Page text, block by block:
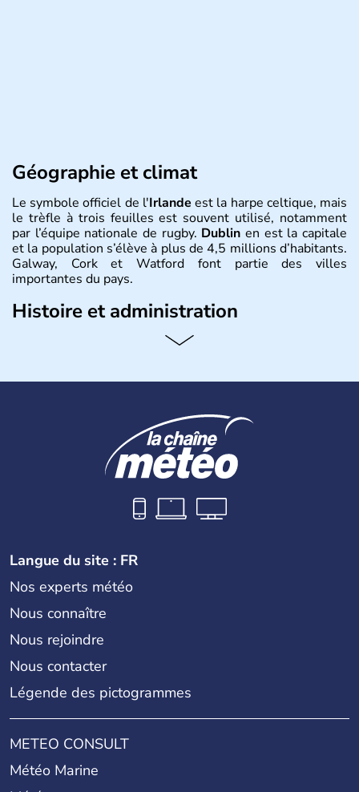
Géographie et climat
Le symbole officiel de l'Irlande est la harpe celtique, mais
le trèfle à trois feuilles est souvent utilisé, notamment
par l’équipe nationale de rugby. Dublinen est la capitale
et la population s’élève à plus de 4,5 millions d’habitants.
Galway, Cork et Watford font partie des villes
importantes du pays.
Histoire et administration
Les Celtes, arrivés en Irlande en 6500 avant J.C., sont
cruelles difficultés économiques, le pays a bénéficié en
est membre de l'Union européenne depuis 1973.
Langue du site : FR
Nos experts météo
Nous connaître
Nous rejoindre
Nous contacter
Légende des pictogrammes
METEO CONSULT
Météo Marine